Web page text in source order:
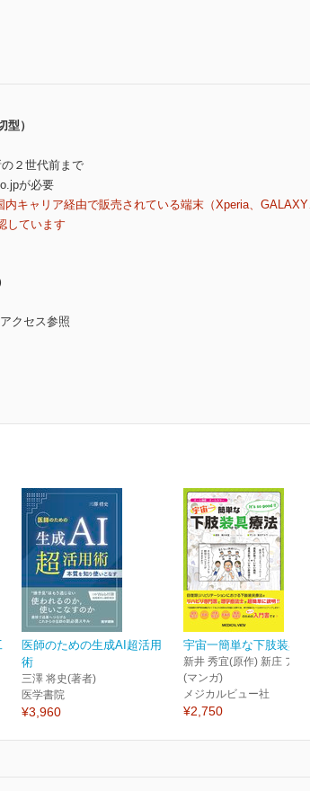
）
２世代前まで
が必要
キャリア経由で販売されている端末（Xperia、GALAXY
しています
クセス参照
医師のための生成AI超活用
術
三澤 将史(著者)
医学書院
¥3,960
宇宙一簡単な下肢装具療
新井 秀宜(原作) 新庄 アキラ
(マンガ)
メジカルビュー社
¥2,750